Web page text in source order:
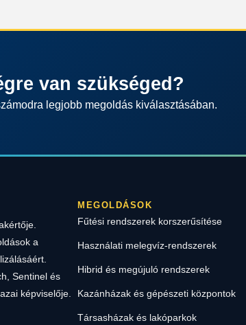
van szükséged?
legjobb megoldás kiválasztásában.
a
Sentinel és
képviselője.
MEGOLDÁSOK
Fűtési rendszerek korszerűsítése
Használati melegvíz-rendszerek
Hibrid és megújuló rendszerek
Kazánházak és gépészeti központok
Társasházak és lakóparkok